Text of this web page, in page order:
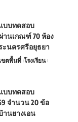
บบทดสอบ
านเกณฑ์ 70 ห้อง
นครศรีอยุธยา
ขตพื้นที่ โรงเรียน
บบทดสอบ
จำนวน 20 ข้อ
านยางเอน